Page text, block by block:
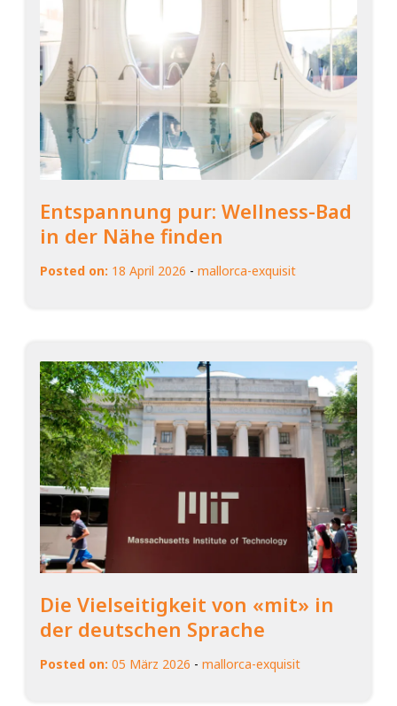
Entspannung pur: Wellness-Bad
in der Nähe finden
Posted on: 18 April 2026 - mallorca-exquisit
Die Vielseitigkeit von «mit» in
der deutschen Sprache
Posted on: 05 März 2026 - mallorca-exquisit